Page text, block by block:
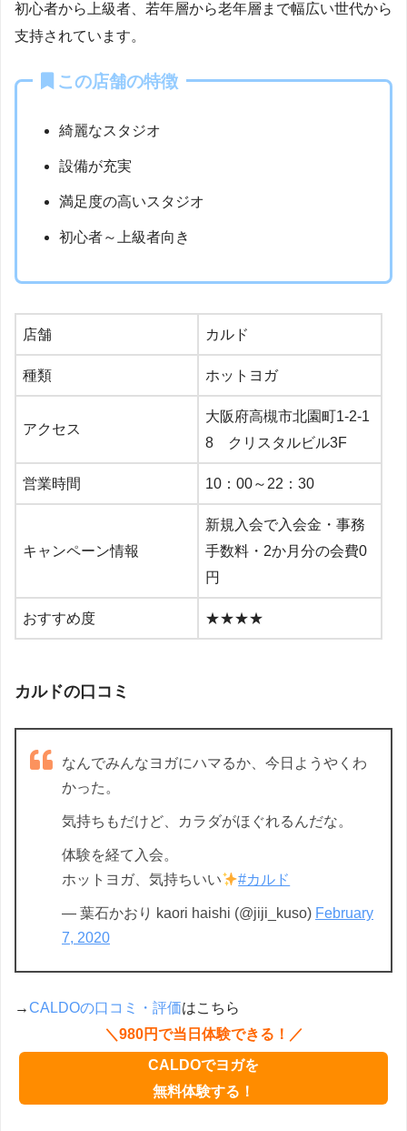
初心者から上級者、若年層から老年層まで幅広い世代から
支持されています。
この店舗の特徴
綺麗なスタジオ
設備が充実
満足度の高いスタジオ
初心者～上級者向き
店舗 カルド
種類 ホットヨガ
アクセス
大阪府高槻市北園町1-2-1
8 クリスタルビル3F
営業時間 10：00～22：30
キャンペーン情報
新規入会で入会金・事務
手数料・2か月分の会費0
円
おすすめ度 ★★★★
カルドの口コミ
なんでみんなヨガにハマるか、今日ようやくわ
かった。
気持ちもだけど、カラダがほぐれるんだな。
体験を経て入会。
ホットヨガ、気持ちいい
#カルド
— 葉石かおり kaori haishi (@jiji_kuso) February
7, 2020
→CALDOの口コミ・評価はこちら
＼980円で当日体験できる！／
CALDOでヨガを
無料体験する！